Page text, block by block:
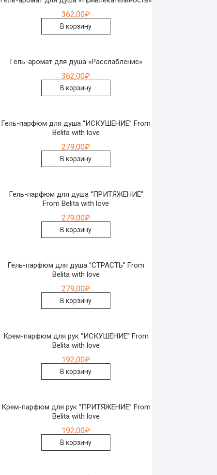
362,00₽
В корзину
Гель-аромат для душа «Расслабление»
362,00₽
В корзину
Гель-парфюм для душа “ИСКУШЕНИЕ” From
Belita with love
279,00₽
В корзину
Гель-парфюм для душа “ПРИТЯЖЕНИЕ”
From Belita with love
279,00₽
В корзину
Гель-парфюм для душа “СТРАСТЬ” From
Belita with love
279,00₽
В корзину
Крем-парфюм для рук “ИСКУШЕНИЕ” From
Belita with love
192,00₽
В корзину
Крем-парфюм для рук “ПРИТЯЖЕНИЕ” From
Belita with love
192,00₽
В корзину